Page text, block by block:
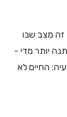
זה מצב שבו
יותר מדי -
החיים לא